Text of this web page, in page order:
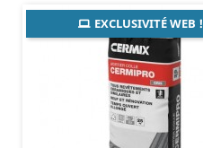
EXCLUSIVITÉ WEB !